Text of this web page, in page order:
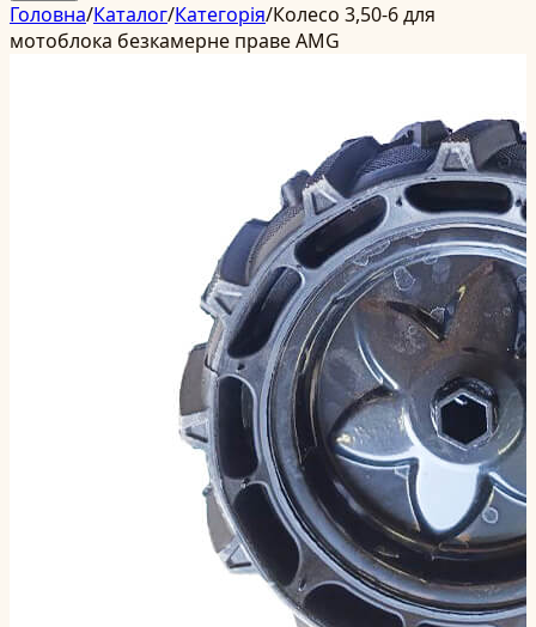
Головна/Каталог/Категорія/Колесо 3,50-6 для
мотоблока безкамерне праве AMG